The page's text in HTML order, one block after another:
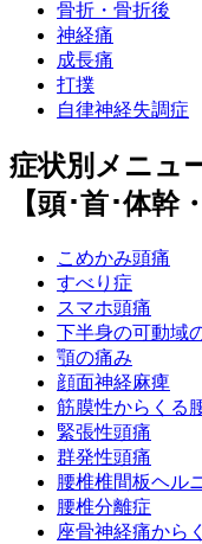
骨折・骨折後
神経痛
成長痛
打撲
自律神経失調症
症状別メニュ
【頭･首･体幹
こめかみ頭痛
すべり症
スマホ頭痛
下半身の可動域
顎の痛み
顔面神経麻痺
筋膜性からくる
緊張性頭痛
群発性頭痛
腰椎椎間板ヘル
腰椎分離症
座骨神経痛から